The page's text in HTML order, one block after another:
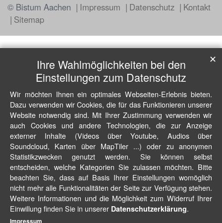
© Bistum Aachen Impressum Datenschutz
Kontakt
Sitemap
Ihre Wahlmöglichkeiten bei den
Einstellungen zum Datenschutz
Wir möchten Ihnen ein optimales Webseiten-Erlebnis bieten.
Dazu verwenden wir Cookies, die für das Funktionieren unserer
Website notwendig sind. Mit Ihrer Zustimmung verwenden wir
auch Cookies und andere Technologien, die zur Anzeige
externer Inhalte (Videos über Youtube, Audios über
Soundcloud, Karten über MapTiler ...) oder zu anonymen
Statistikzwecken genutzt werden. Sie können selbst
entscheiden, welche Kategorien Sie zulassen möchten. Bitte
beachten Sie, dass auf Basis Ihrer Einstellungen womöglich
nicht mehr alle Funktionalitäten der Seite zur Verfügung stehen.
Weitere Informationen und die Möglichkeit zum Widerruf Ihrer
Einwillung finden Sie in unserer Datenschutzerklärung.
✕
Impressum